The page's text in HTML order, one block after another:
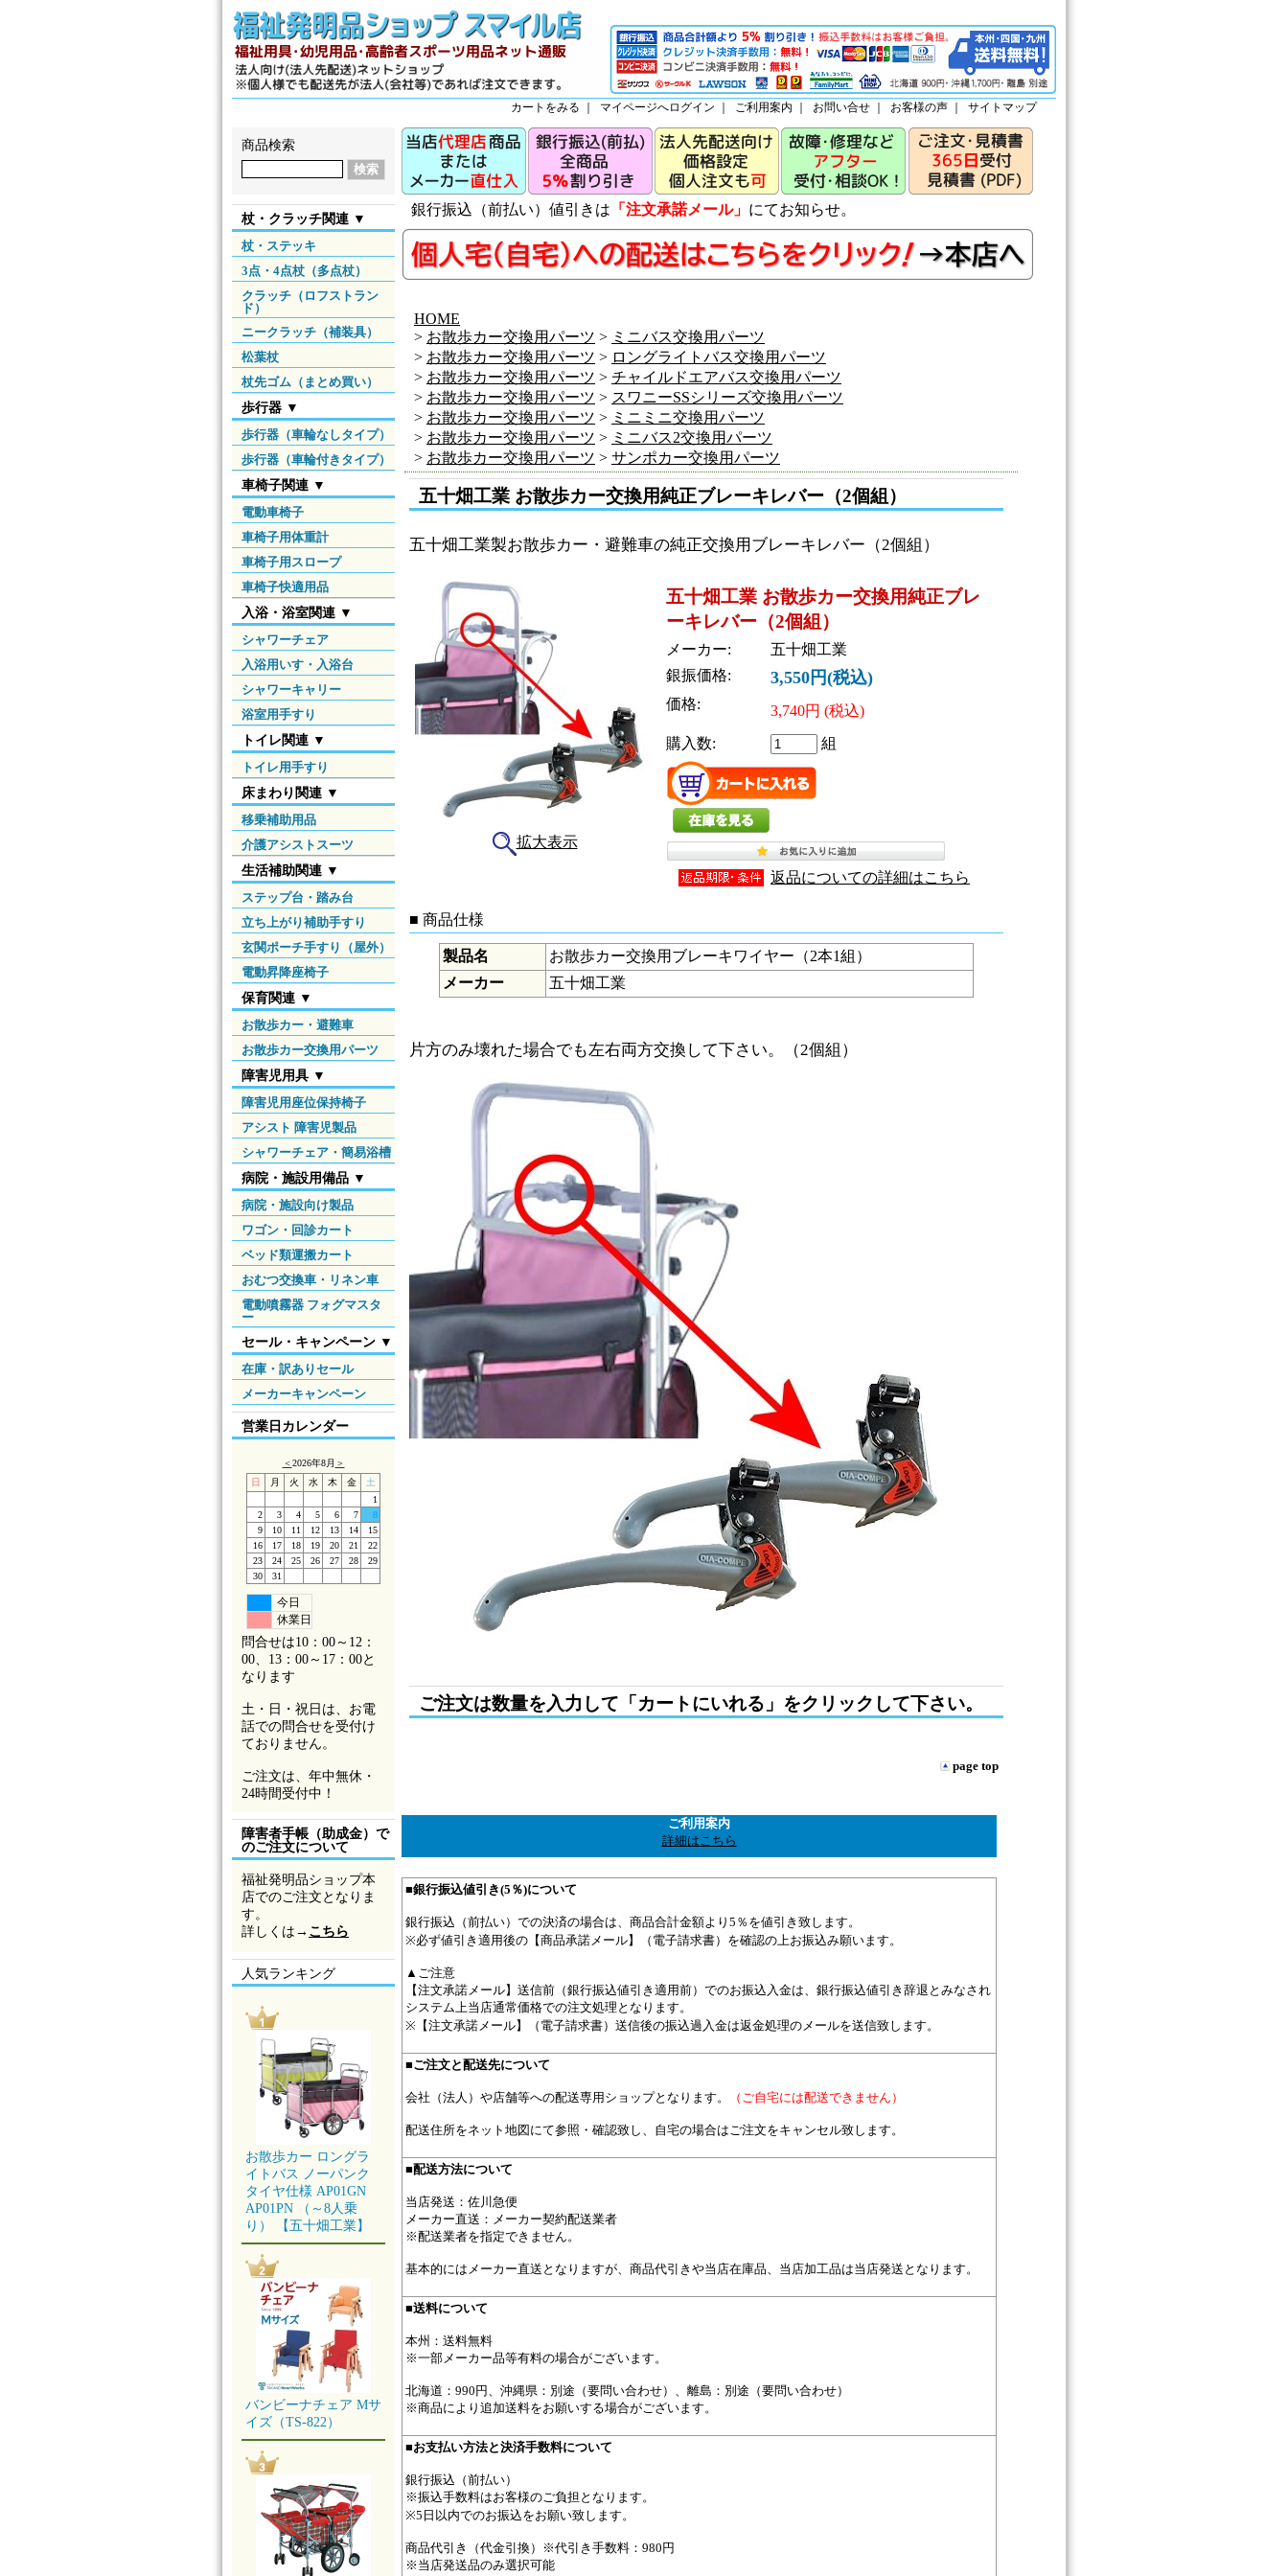
カートをみる マイページへログイン ご利用案内 お問い合せ お客様の声 サイトマップ
商品検索
杖・クラッチ関連 ▼
杖・ステッキ
3点・4点杖（多点杖）
クラッチ（ロフストラン
ド）
ニークラッチ（補装具）
松葉杖
杖先ゴム（まとめ買い）
歩行器 ▼
歩行器（車輪なしタイプ）
歩行器（車輪付きタイプ）
車椅子関連 ▼
電動車椅子
車椅子用体重計
車椅子用スロープ
車椅子快適用品
入浴・浴室関連 ▼
シャワーチェア
入浴用いす・入浴台
シャワーキャリー
浴室用手すり
トイレ関連 ▼
トイレ用手すり
床まわり関連 ▼
移乗補助用品
介護アシストスーツ
生活補助関連 ▼
ステップ台・踏み台
立ち上がり補助手すり
玄関ポーチ手すり（屋外）
電動昇降座椅子
保育関連 ▼
お散歩カー・避難車
お散歩カー交換用パーツ
障害児用具 ▼
障害児用座位保持椅子
アシスト 障害児製品
シャワーチェア・簡易浴槽
病院・施設用備品 ▼
病院・施設向け製品
ワゴン・回診カート
ベッド類運搬カート
おむつ交換車・リネン車
電動噴霧器 フォグマスタ
ー
セール・キャンペーン ▼
在庫・訳ありセール
メーカーキャンペーン
営業日カレンダー
＜2026年8月 ＞
日
月 火 水 木 金
土
1
2
3 4 5 6 7
8
9
10 11 12 13 14
15
16
17 18 19 20 21
22
23
24 25 26 27 28
29
30
31
今日
休業日
問合せは10：00～12：
00、13：00～17：00と
なります
土・日・祝日は、お電
話での問合せを受付け
ておりません。
ご注文は、年中無休・
24時間受付中！
障害者手帳（助成金）で
のご注文について
福祉発明品ショップ本
店でのご注文となりま
す。
詳しくは→ こちら
人気ランキング
お散歩カー ロングラ
イトバス ノーパンク
タイヤ仕様 AP01GN
AP01PN （～8人乗
り） 【五十畑工業】
バンビーナチェア Mサ
イズ（TS-822）
銀行振込（前払い）値引きは 「注文承諾メール」 にてお知らせ。
HOME
> お散歩カー交換用パーツ > ミニバス交換用パーツ
> お散歩カー交換用パーツ > ロングライトバス交換用パーツ
> お散歩カー交換用パーツ > チャイルドエアバス交換用パーツ
> お散歩カー交換用パーツ > スワニーSSシリーズ交換用パーツ
> お散歩カー交換用パーツ > ミニミニ交換用パーツ
> お散歩カー交換用パーツ > ミニバス2交換用パーツ
> お散歩カー交換用パーツ > サンポカー交換用パーツ
五十畑工業 お散歩カー交換用純正ブレーキレバー（2個組）
五十畑工業製お散歩カー・避難車の純正交換用ブレーキレバー（2個組）
拡大表示
五十畑工業 お散歩カー交換用純正ブレ
ーキレバー（2個組）
メーカー:
五十畑工業
銀振価格:
3,550円(税込)
価格: 3,740円 (税込)
購入数:
組
返品についての詳細はこちら
■ 商品仕様
製品名
お散歩カー交換用ブレーキワイヤー（2本1組）
メーカー
五十畑工業
片方のみ壊れた場合でも左右両方交換して下さい。（2個組）
ご注文は数量を入力して「カートにいれる」をクリックして下さい。
page top
ご利用案内
詳細はこちら
■銀行振込値引き(5％)について
銀行振込（前払い）での決済の場合は、商品合計金額より5％を値引き致します。
※必ず値引き適用後の【商品承諾メール】（電子請求書）を確認の上お振込み願います。
▲ご注意
【注文承諾メール】送信前（銀行振込値引き適用前）でのお振込入金は、銀行振込値引き辞退とみなされ
システム上当店通常価格での注文処理となります。
※【注文承諾メール】（電子請求書）送信後の振込過入金は返金処理のメールを送信致します。
■ご注文と配送先について
会社（法人）や店舗等への配送専用ショップとなります。 （ご自宅には配送できません）
配送住所をネット地図にて参照・確認致し、自宅の場合はご注文をキャンセル致します。
■配送方法について
当店発送：佐川急便
メーカー直送：メーカー契約配送業者
※配送業者を指定できません。
基本的にはメーカー直送となりますが、商品代引きや当店在庫品、当店加工品は当店発送となります。
■送料について
本州：送料無料
※一部メーカー品等有料の場合がございます。
北海道：990円、沖縄県：別途（要問い合わせ）、離島：別途（要問い合わせ）
※商品により追加送料をお願いする場合がございます。
■お支払い方法と決済手数料について
銀行振込（前払い）
※振込手数料はお客様のご負担となります。
※5日以内でのお振込をお願い致します。
商品代引き（代金引換）※代引き手数料：980円
※当店発送品のみ選択可能